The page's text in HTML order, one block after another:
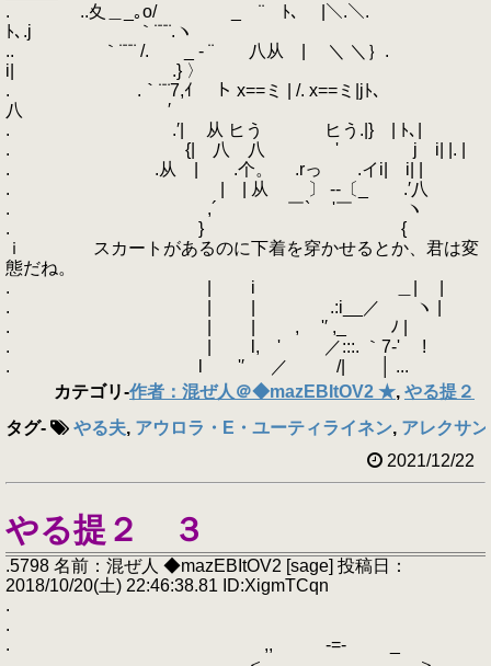
. ..夊＿_｡o/ _ ¨ ﾄ､ |＼.＼.
ﾄ､.j ｀¨¨¨.ヽ
.. ｀¨¨¨ /. _ - ¨ 八从 | ＼ ＼｝.
i| .} 〉
. .｀¨¨7,ｲ ト x==ミ | /. x==ミ|jﾄ､
八 ′
. .′| 从 ヒう ヒう.|} | ﾄ､|
. {| 八 八 ' j i| |. |
. .从 | ゝ.个。 .rっ .イi| i| |
. | | 从 〕 --〔_ .′八
. ,´ ￣` '￣ ヽ
. } {
ｉ スカートがあるのに下着を穿かせるとか、君は変
態だね。
. | i ＿| |
. | | .:i__／ ヽ |
. | | , '′ ,_ ﾉ |
. | l, ' ／:::. ｀7‐' !
. l '′ ／ /| │ ...
カテゴリ-作者：混ぜ人＠◆mazEBItOV2 ★, やる提２
タグ- やる夫, アウロラ・E・ユーティライネン, アレクサ
2021/12/22
やる提２ ３
.5798 名前：混ぜ人 ◆mazEBItOV2 [sage] 投稿日：
2018/10/20(土) 22:46:38.81 ID:XigmTCqn
.
.
. ,, -=- _